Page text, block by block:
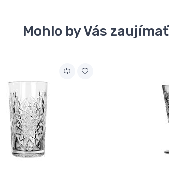
Mohlo by Vás zaujímať